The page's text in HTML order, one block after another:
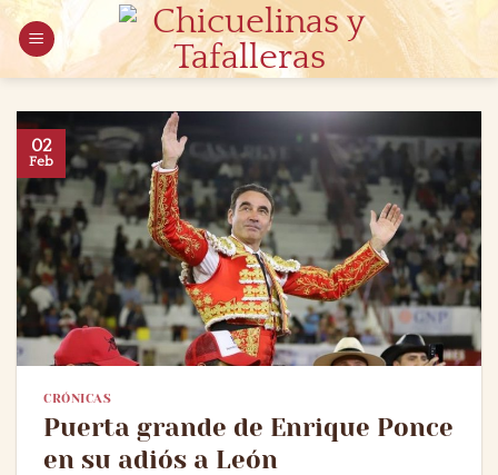
Saltar
contenido
02
Feb
CRÓNICAS
Puerta grande de Enrique Ponce
en su adiós a León